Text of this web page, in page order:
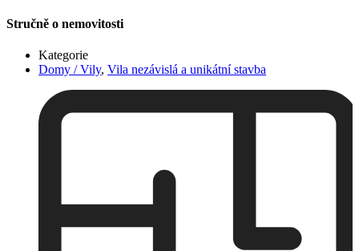
Stručně o nemovitosti
Kategorie
Domy / Vily,Vila nezávislá a unikátní stavba